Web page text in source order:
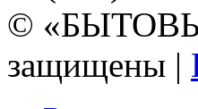
©
защищены |